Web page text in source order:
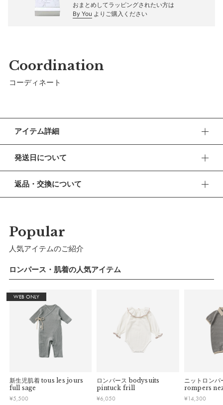
おまとめしてラッピングされたい方は
By You よりご購入ください
Coordination
コーディネート
アイテム詳細
なBABY MILO®と一緒なら、おでかけがもっと楽しみに。
【デザイン】
BABY MILO®は笑顔を誘う可愛さです。
【色／柄】
BABY MILO®が映えるベージュ地のロンパースで親しみやすい
印象に。上品でニュートラルなカラーが、ベビーの笑顔を照ら
【仕様／機能】
着替えやおむつ替えをしやすいよう、股下とフロントにスナッ
プボタンを配しました。
【コーデ】
しさに大変身。お出かけが楽しみになるフォトジェニックなル
ックスに。
発送日について
休業期間 2026年8月13日(木) 〜 16日(日)
おります。
【お問い合わせ・発送の再開について】
休業中にいただいたお問い合わせやご注文につきましては、翌
営業日より順次対応させていただきます。
いただく場合がございます。あらかじめご了承ください。
※ 夏季休業のご案内
■ 出荷について
午前9時までのご注文は、【営業日から当日】の発送となりま
■ ご注意
・土日祝日および当社長期休業日（年末年始・ゴールデンウィ
返品・交換について
ずご連絡ください。
■ お客様都合による返品・交換
ります。
早急に対応させていただきます。交換の際の往復の手数料は、
弊社で負担いたします。
■ ご注意
・初期不良、商品間違いなどによる返品の場合でも、長期経過
している場合お断りさせていただきます。
きかねますのでご了承お願いします。
・ご不明点などございましたらお気軽にお問い合わせくださ
Popular
人気アイテムのご紹介
ロンパース・肌着の人気アイテム
WEB ONLY
新生児肌着 tous les jours
full sage
¥5,500
ロンパース bodysuits
pintuck frill
¥6,050
ニットロンパ
rompers
¥14,300